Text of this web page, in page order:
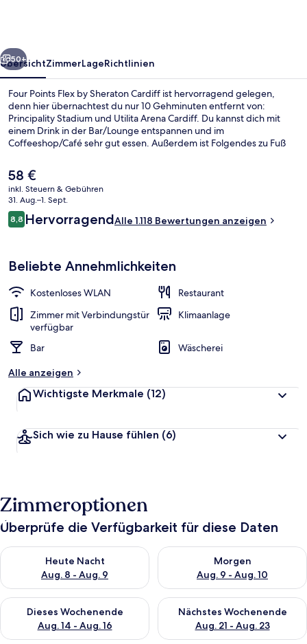
Weiter
50+
ÜbersichtZimmerLageRichtlinien
Four Points Flex by Sheraton Cardiff ist hervorragend gelegen,
denn hier übernachtest du nur 10 Gehminuten entfernt von:
Principality Stadium und Utilita Arena Cardiff. Du kannst dich mit
einem Drink in der Bar/Lounge entspannen und im
Coffeeshop/Café sehr gut essen. Außerdem ist Folgendes zu Fuß
Castle. Anderen Reisenden gefallen das hilfsbereite Personal und
das Preis-Leistungs-Verhältnis sehr gut.
Der
aktuelle
Preis
beträgt
58 €.
58 €
inkl. Steuern & Gebühren
31. Aug.–1. Sept.
Bewertungen
8,88,8 von 10.
HervorragendAlle 1.118 Bewertungen anzeigen
Beliebte Annehmlichkeiten
Kostenloses WLAN
Restaurant
Zimmer mit Verbindungstür
verfügbar
Klimaanlage
Bar
Wäscherei
Alle anzeigen
Wichtigste Merkmale (12)
Sich wie zu Hause fühlen (6)
Zimmeroptionen
Überprüfe die Verfügbarkeit für diese Daten
Heute Nacht
Aug. 8 - Aug. 9
Überprüfe die Verfügbarkeit für heute Nacht, Aug. 8 - Aug. 9.
Morgen
Aug. 9 - Aug. 10
Überprüfe die Verfügbarkeit
Dieses Wochenende
Aug. 14 - Aug. 16
Überprüfe die Verfügbarkeit für dieses Wochenende, Aug. 14
Nächstes Wochenende
Aug. 21 - Aug. 23
Überprüfe die Verfügbarkeit